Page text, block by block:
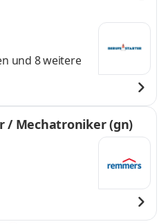
und 8 weitere
/ Mechatroniker (gn)